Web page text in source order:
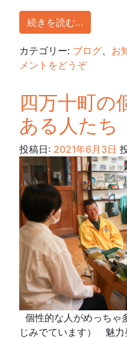
続きを読む…
カテゴリー: ブログ お
メントをどうぞ
四万十町の
ある人たち
投稿日: 2021年6月3日
個性的な人がめっちゃ
じみでています） 魅力